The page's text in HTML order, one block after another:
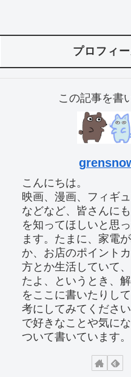
プロフィ
この記事を書
こんにちは。
映画、漫画、フィギ
などなど、皆さんに
を知ってほしいと思
ます。たまに、家電
か、お店のポイント
方とか生活していて
たよ、というとき、
をここに書いたりし
考にしてみてくださ
で好きなことや気に
ついて書いています。